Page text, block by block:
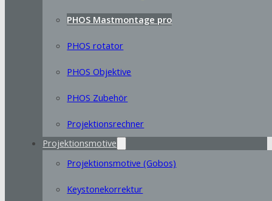
PHOS Mastmontage pro
PHOS rotator
PHOS Objektive
PHOS Zubehör
Projektionsrechner
Projektionsmotive
Projektionsmotive (Gobos)
Keystonekorrektur